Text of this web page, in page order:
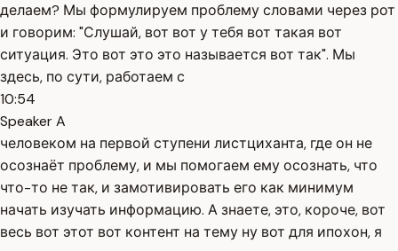
делаем? Мы формулируем проблему словами через рот
и говорим: "Слушай, вот вот у тебя вот такая вот
ситуация. Это вот это это называется вот так". Мы
здесь, по сути, работаем с
10:54
Speaker A
человеком на первой ступени листциханта, где он не
осознаёт проблему, и мы помогаем ему осознать, что
что-то не так, и замотивировать его как минимум
начать изучать информацию. А знаете, это, короче, вот
весь вот этот вот контент на тему ну вот для ипохон, я